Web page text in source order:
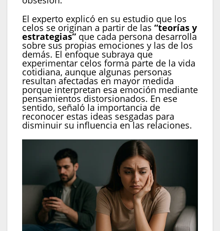
El experto explicó en su estudio que los
celos se originan a partir de las “teorías y
estrategias” que cada persona desarrolla
sobre sus propias emociones y las de los
demás. El enfoque subraya que
experimentar celos forma parte de la vida
cotidiana, aunque algunas personas
resultan afectadas en mayor medida
porque interpretan esa emoción mediante
pensamientos distorsionados. En ese
sentido, señaló la importancia de
reconocer estas ideas sesgadas para
disminuir su influencia en las relaciones.